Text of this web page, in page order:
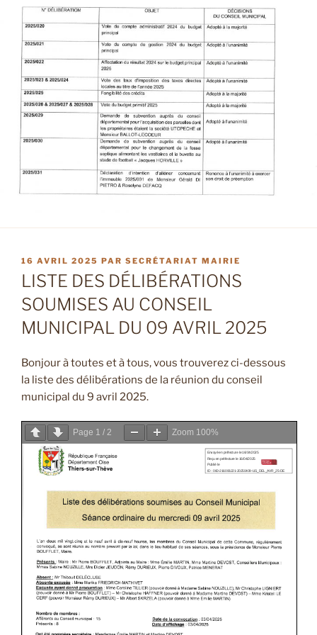
PUBLIÉ
LE
16 AVRIL 2025 PAR SECRÉTARIAT MAIRIE
LISTE DES DÉLIBÉRATIONS
SOUMISES AU CONSEIL
MUNICIPAL DU 09 AVRIL 2025
Bonjour à toutes et à tous, vous trouverez ci-dessous
la liste des délibérations de la réunion du conseil
municipal du 9 avril 2025.
Page 1 / 2 Zoom 100%